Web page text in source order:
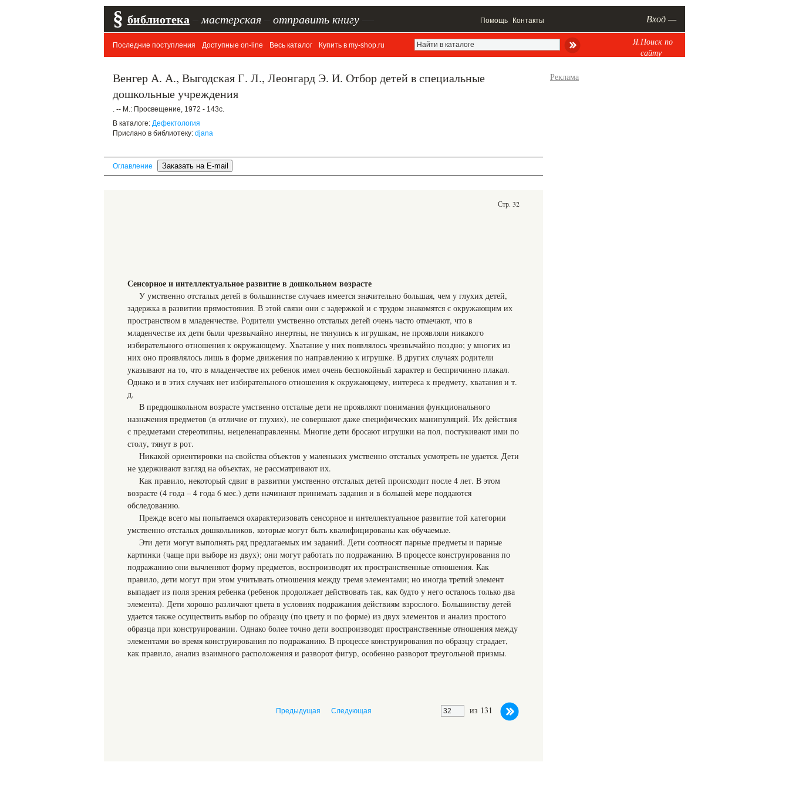
§ библиотека мастерская отправить книгу Помощь Контакты Вход —
Последние поступления Доступные on-line Весь каталог Купить в my-shop.ru
Я.Поиск по
сайту
Венгер А. А., Выгодская Г. Л., Леонгард Э. И. Отбор детей в специальные
дошкольные учреждения
. -- М.: Просвещение, 1972 - 143с.
В каталоге: Дефектология
Прислано в библиотеку: djana
Оглавление
Стр. 32
Сенсорное и интеллектуальное развитие в дошкольном возрасте
У умственно отсталых детей в большинстве случаев имеется значительно большая, чем у глухих детей,
задержка в развитии прямостояния. В этой связи они с задержкой и с трудом знакомятся с окружающим их
пространством в младенчестве. Родители умственно отсталых детей очень часто отмечают, что в
младенчестве их дети были чрезвычайно инертны, не тянулись к игрушкам, не проявляли никакого
избирательного отношения к окружающему. Хватание у них появлялось чрезвычайно поздно; у многих из
них оно проявлялось лишь в форме движения по направлению к игрушке. В других случаях родители
указывают на то, что в младенчестве их ребенок имел очень беспокойный характер и беспричинно плакал.
Однако и в этих случаях нет избирательного отношения к окружающему, интереса к предмету, хватания и т.
д.
В преддошкольном возрасте умственно отсталые дети не проявляют понимания функционального
назначения предметов (в отличие от глухих), не совершают даже специфических манипуляций. Их действия
с предметами стереотипны, нецеленаправленны. Многие дети бросают игрушки на пол, постукивают ими по
столу, тянут в рот.
Никакой ориентировки на свойства объектов у маленьких умственно отсталых усмотреть не удается. Дети
не удерживают взгляд на объектах, не рассматривают их.
Как правило, некоторый сдвиг в развитии умственно отсталых детей происходит после 4 лет. В этом
возрасте (4 года – 4 года 6 мес.) дети начинают принимать задания и в большей мере поддаются
обследованию.
Прежде всего мы попытаемся охарактеризовать сенсорное и интеллектуальное развитие той категории
умственно отсталых дошкольников, которые могут быть квалифицированы как обучаемые.
Эти дети могут выполнять ряд предлагаемых им заданий. Дети соотносят парные предметы и парные
картинки (чаще при выборе из двух); они могут работать по подражанию. В процессе конструирования по
подражанию они вычленяют форму предметов, воспроизводят их пространственные отношения. Как
правило, дети могут при этом учитывать отношения между тремя элементами; но иногда третий элемент
выпадает из поля зрения ребенка (ребенок продолжает действовать так, как будто у него осталось только два
элемента). Дети хорошо различают цвета в условиях подражания действиям взрослого. Большинству детей
удается также осуществить выбор по образцу (по цвету и по форме) из двух элементов и анализ простого
образца при конструировании. Однако более точно дети воспроизводят пространственные отношения между
элементами во время конструирования по подражанию. В процессе конструирования по образцу страдает,
как правило, анализ взаимного расположения и разворот фигур, особенно разворот треугольной призмы.
из 131
Предыдущая Следующая
Реклама